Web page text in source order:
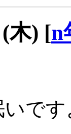
木) [n
です